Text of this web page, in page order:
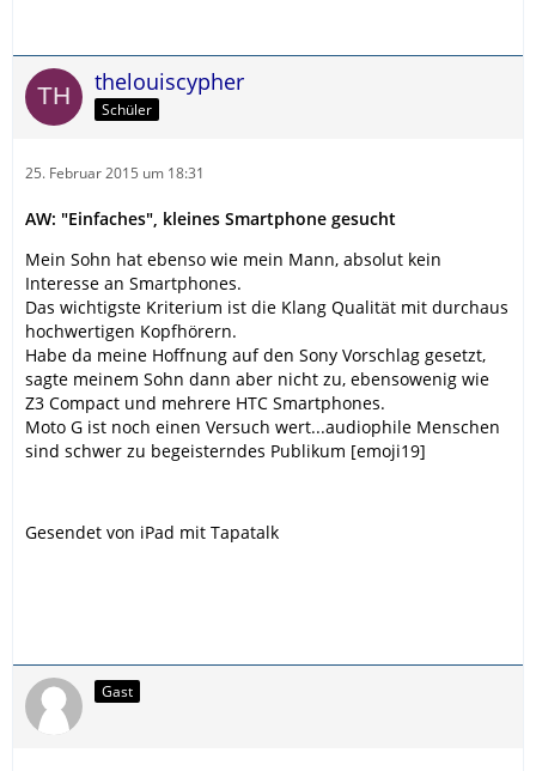
thelouiscypher
Schüler
25. Februar 2015 um 18:31
AW: "Einfaches", kleines Smartphone gesucht
Mein Sohn hat ebenso wie mein Mann, absolut kein
Interesse an Smartphones.
Das wichtigste Kriterium ist die Klang Qualität mit durchaus
hochwertigen Kopfhörern.
Habe da meine Hoffnung auf den Sony Vorschlag gesetzt,
sagte meinem Sohn dann aber nicht zu, ebensowenig wie
Z3 Compact und mehrere HTC Smartphones.
Moto G ist noch einen Versuch wert...audiophile Menschen
sind schwer zu begeisterndes Publikum [emoji19]
Gesendet von iPad mit Tapatalk
Gast